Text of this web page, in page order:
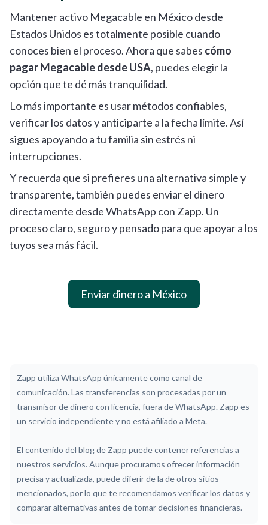
Mantener activo Megacable en México desde
Estados Unidos es totalmente posible cuando
conoces bien el proceso. Ahora que sabes cómo
pagar Megacable desde USA, puedes elegir la
opción que te dé más tranquilidad.
Lo más importante es usar métodos confiables,
verificar los datos y anticiparte a la fecha límite. Así
sigues apoyando a tu familia sin estrés ni
interrupciones.
Y recuerda que si prefieres una alternativa simple y
transparente, también puedes enviar el dinero
directamente desde WhatsApp con Zapp. Un
proceso claro, seguro y pensado para que apoyar a los
tuyos sea más fácil.
Enviar dinero a México
Zapp utiliza WhatsApp únicamente como canal de
comunicación. Las transferencias son procesadas por un
transmisor de dinero con licencia, fuera de WhatsApp. Zapp es
un servicio independiente y no está afiliado a Meta.
El contenido del blog de Zapp puede contener referencias a
nuestros servicios. Aunque procuramos ofrecer información
precisa y actualizada, puede diferir de la de otros sitios
mencionados, por lo que te recomendamos verificar los datos y
comparar alternativas antes de tomar decisiones financieras.